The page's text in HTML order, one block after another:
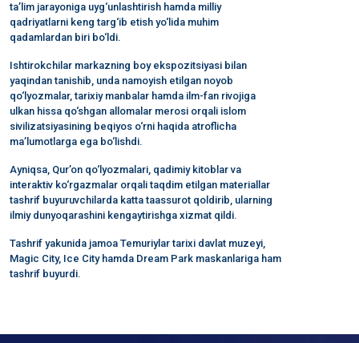
ta’lim jarayoniga uyg‘unlashtirish hamda milliy
qadriyatlarni keng targ‘ib etish yo‘lida muhim
qadamlardan biri bo‘ldi.
Ishtirokchilar markazning boy ekspozitsiyasi bilan
yaqindan tanishib, unda namoyish etilgan noyob
qo‘lyozmalar, tarixiy manbalar hamda ilm-fan rivojiga
ulkan hissa qo‘shgan allomalar merosi orqali islom
sivilizatsiyasining beqiyos o‘rni haqida atroflicha
ma’lumotlarga ega bo‘lishdi.
Ayniqsa, Qur’on qo‘lyozmalari, qadimiy kitoblar va
interaktiv ko‘rgazmalar orqali taqdim etilgan materiallar
tashrif buyuruvchilarda katta taassurot qoldirib, ularning
ilmiy dunyoqarashini kengaytirishga xizmat qildi.
Tashrif yakunida jamoa Temuriylar tarixi davlat muzeyi,
Magic City, Ice City hamda Dream Park maskanlariga ham
tashrif buyurdi.